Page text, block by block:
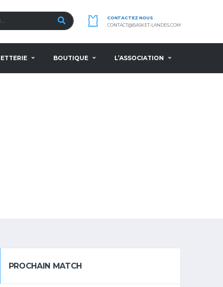
CONTACTEZ NOUS
CONTACT@BASKET-LANDES.COM
BOUTIQUE L’ASSOCIATION
PROCHAIN MATCH